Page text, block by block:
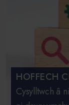
HOFFECH
Cysylltwch â